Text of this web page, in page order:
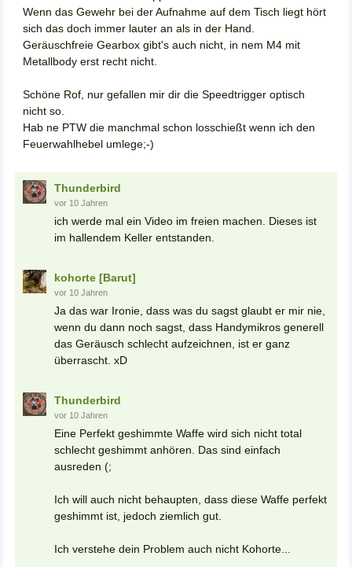
Wenn das Gewehr bei der Aufnahme auf dem Tisch liegt hört
sich das doch immer lauter an als in der Hand.
Geräuschfreie Gearbox gibt's auch nicht, in nem M4 mit
Metallbody erst recht nicht.
Schöne Rof, nur gefallen mir dir die Speedtrigger optisch
nicht so.
Hab ne PTW die manchmal schon losschießt wenn ich den
Feuerwahlhebel umlege;-)
Thunderbird
vor 10 Jahren
ich werde mal ein Video im freien machen. Dieses ist
im hallendem Keller entstanden.
kohorte [Barut]
vor 10 Jahren
Ja das war Ironie, dass was du sagst glaubt er mir nie,
wenn du dann noch sagst, dass Handymikros generell
das Geräusch schlecht aufzeichnen, ist er ganz
überrascht. xD
Thunderbird
vor 10 Jahren
Eine Perfekt geshimmte Waffe wird sich nicht total
schlecht geshimmt anhören. Das sind einfach
ausreden (;
Ich will auch nicht behaupten, dass diese Waffe perfekt
geshimmt ist, jedoch ziemlich gut.
Ich verstehe dein Problem auch nicht Kohorte...